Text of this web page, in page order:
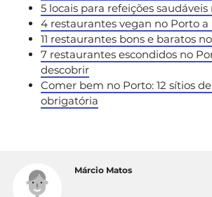
5 locais para refeições
4 restaurantes vegan no Porto
11 restaurantes bons e baratos
7 restaurantes escondidos no
descobrir
Comer bem no Porto: 12 sítios
obrigatória
Márcio Matos